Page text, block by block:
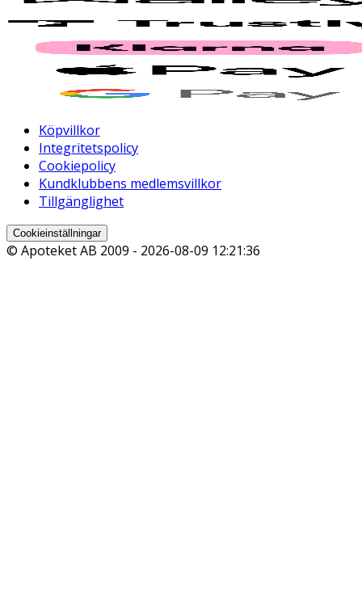
Köpvillkor
Integritetspolicy
Cookiepolicy
Kundklubbens medlemsvillkor
Tillgänglighet
Cookieinställningar
© Apoteket AB 2009 - 2026-08-09 12:21:36